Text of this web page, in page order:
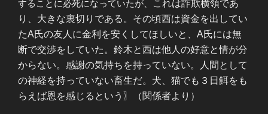
することに必死になっていたが、
これは詐欺横領であ
り、大きな裏切りである。 その頃西は資金を出してい
たA氏の友人に金利を安くしてほしいと、A氏には無
断で交渉をしていた。鈴木と西は他人の好意と情が分
からない。感謝の気持ちを持っていない。人間として
の神経を持っていない畜生だ。犬、猫でも３日餌をも
らえば恩を感じるという〗（関係者より）